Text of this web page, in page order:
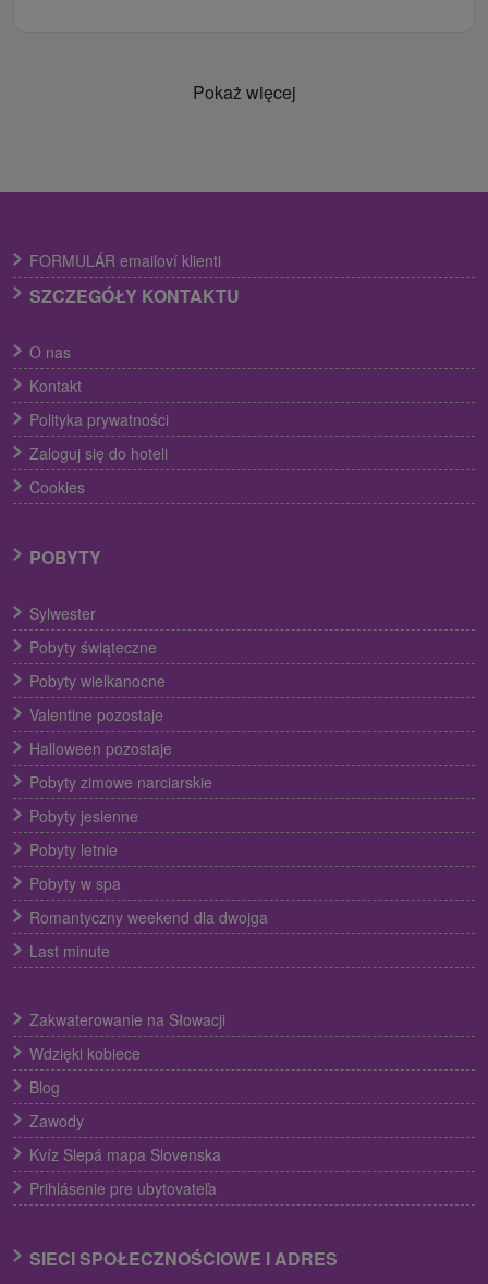
Pokaż więcej
FORMULÁR emailoví klienti
SZCZEGÓŁY KONTAKTU
O nas
Kontakt
Polityka prywatności
Zaloguj się do hoteli
Cookies
POBYTY
Sylwester
Pobyty świąteczne
Pobyty wielkanocne
Valentine pozostaje
Halloween pozostaje
Pobyty zimowe narciarskie
Pobyty jesienne
Pobyty letnie
Pobyty w spa
Romantyczny weekend dla dwojga
Last minute
Zakwaterowanie na Słowacji
Wdzięki kobiece
Blog
Zawody
Kvíz Slepá mapa Slovenska
Prihlásenie pre ubytovateľa
SIECI SPOŁECZNOŚCIOWE I ADRES